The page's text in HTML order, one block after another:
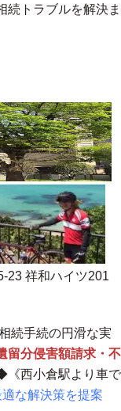
続トラブルを解決ま
23 祥和ハイツ201
続手続の円滑な実
留分侵害額請求・不
《西小倉駅より車で
な解決策を提案